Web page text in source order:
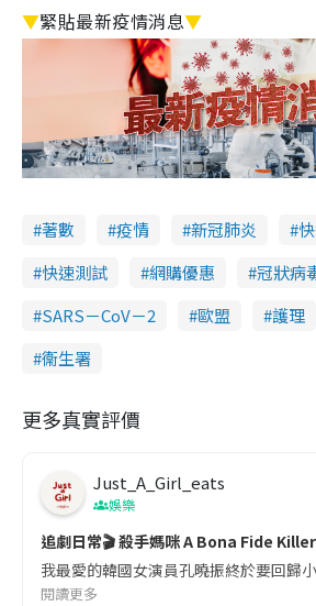
▼緊貼最新疫情消息▼
著數 疫情 新冠肺炎
快速測試
網購優惠
冠狀病
SARS－CoV－2
歐盟 護理
衞生署
更多真實評價
Just_A_Girl_eats
娛樂
追劇日常🎬 殺手媽咪 A Bona Fide Killer
我最愛的韓國女演員孔曉振終於要回歸
閱讀更多